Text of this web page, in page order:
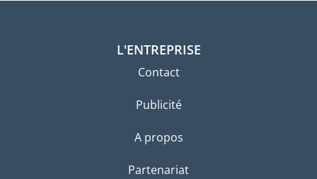
L'ENTREPRISE
Contact
Publicité
A propos
Partenariat